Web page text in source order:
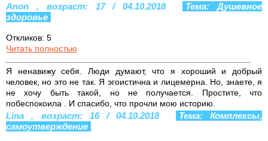
Anon , возраст: 17 / 04.10.2018
Тема: Душевное
здоровье
Откликов: 5
Читать полностью
Я ненавижу себя. Люди думают, что я хороший и добрый
человек, но это не так. Я эгоистична и лицемерна. Но, знаете, я
не хочу быть такой, но не получается. Простите, что
побеспокоила . И спасибо, что прочли мою историю.
Lina , возраст: 16 / 04.10.2018
Тема: Комплексы,
самоутверждение